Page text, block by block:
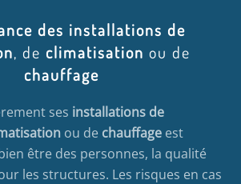
des installations de
, de climatisation ou de
chauffage
ses installations de
ou de chauffage est
être des personnes, la qualité
les structures. Les risques en cas